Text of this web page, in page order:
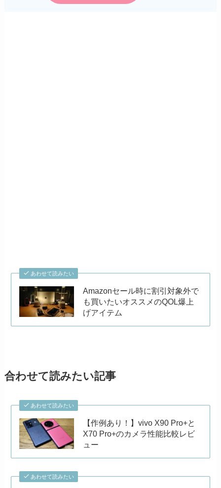
あわせて読みたい
Amazonセール時に割引対象外で
も買いたいオススメのQOL爆上
げアイテム
合わせて読みたい記事
あわせて読みたい
【作例あり！】vivo X90 Pro+と
X70 Pro+のカメラ性能比較レビ
ュー
あわせて読みたい